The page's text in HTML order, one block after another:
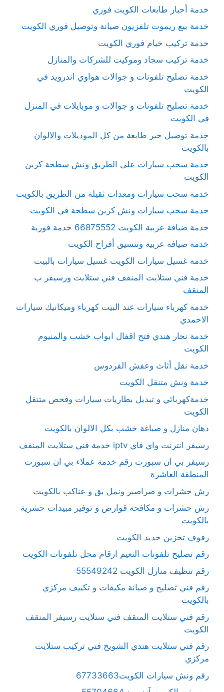
خدمة أحبار طابعات الكويت فوري
خدمة بيع ريموت تلفزيون صيانة وتوصيل فوري الكويت
خدمة تركيب خيام فوري الكويت
خدمة تركيب سجاد وموكيت للشركات والمنازل
خدمة تصليح تلفونات و جوالات هواوي اندرويد في
الكويت
خدمة تصليح تلفونات و جوالات و موبايلات في المنزل
في الكويت
خدمة توصيل حبر طابعة من كل الموديلات والالوان
بالكويت
خدمة سحب سيارات على الطريق ونش سطحة كرين
الكويت
خدمة سحب سيارات ومعدات ثقيلة من الطريق بالكويت
خدمة سحب سيارات ونش كرين سطحة في الكويت
خدمة ضيافة عربية الكويت 66875552 خدمة فورية
خدمة ضيافة عربية وتنسيق أفراح الكويت
خدمة غسيل سيارات الكويت غسيل سيارات بالبيت
خدمة فني ستلايت المنقف فني ستلايت ورسيفر ب
المنقف
خدمة كهرباء سيارات عند البيت كهرباء وميكانيك سيارات
الاحمدي
خدمة نجار هندي فتح اقفال ابواب خشب والمنيوم
الكويت
خدمة نقل أثاث وعفش الفردوس
خدمة ونش متنقل الكويت
خدمةكهربائي و تبديل بطاريات سيارات وفحص متنقل
الكويت
دهان منازل و صباغة خشب بكل الالوان بالكويت
رسيفر انترنت واي فاي iptv خدمة فني ستلايت المنقف
رسيفر بي ان سبورت رقم خدمة عملاء بي ان سبورت
المنطقة العاشرة
رش حشرات و صراصير ونمل بق و عناكب بالكويت
رش حشرات و مكافحة قوارض و توفير مبيدات حشرية
بالكويت
رفوف تخزين حديد الكويت
رقم تصليح تلفونات النعيم ارقام محل تلفونات الكويت
رقم تنظيف منازل الكويت 55549242
رقم فني تصليح و صيانة مكيفات و تكييف مركزي
بالكويت
رقم فني ستلايت المنقف فني ستلايت رسيفر المنقف
الكويت
رقم فني ستلايت هندي الشويخ فني تركيب ستلايت
مركزي
رقم ونش سيارات الكويت67733663